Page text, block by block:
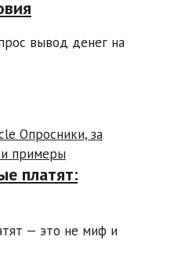
вывод денег на
платят:
— это не миф и